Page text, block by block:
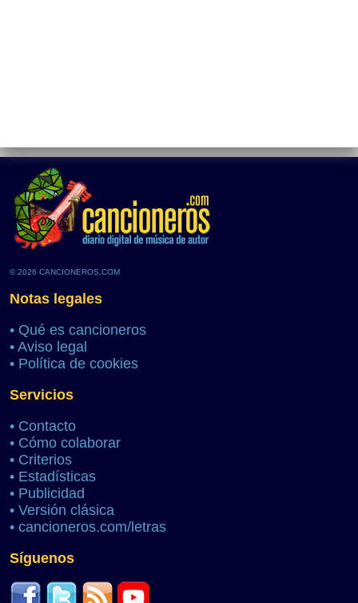
© 2026 CANCIONEROS.COM
Notas legales
• Qué es cancioneros
• Aviso legal
• Política de cookies
Servicios
• Contacto
• Cómo colaborar
• Criterios
• Estadísticas
• Publicidad
• Versión clásica
• cancioneros.com/letras
Síguenos